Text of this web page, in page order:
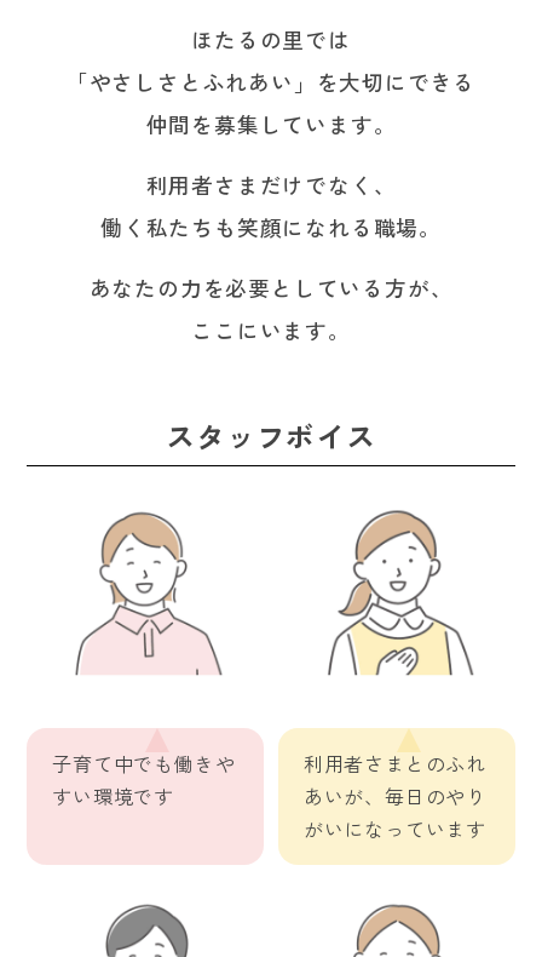
ほたるの里では
「やさしさとふれあい」を大切にできる
仲間を募集しています。
利用者さまだけでなく、
働く私たちも笑顔になれる職場。
あなたの力を必要としている方が、
ここにいます。
スタッフボイス
子育て中でも働きや
すい環境です
利用者さまとのふれ
あいが、毎日のやり
がいになっています